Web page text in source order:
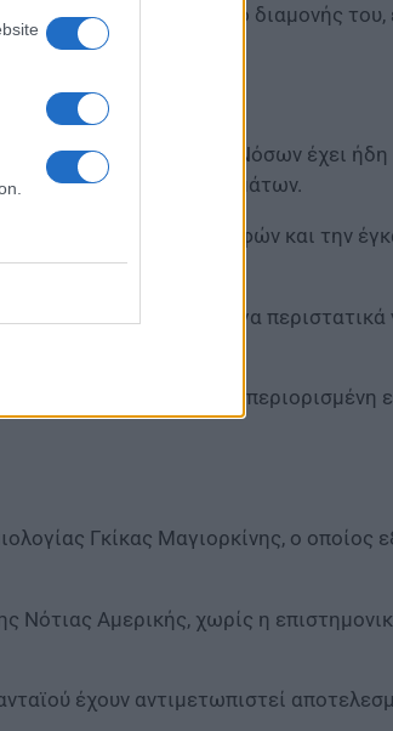
σχετικά με τον τόπο διαμονής
Οργανισμό Υγείας.
Κέντρο Ελέγχου Νόσων έχει ήδη
των επαφών των κρουσμάτων.
των πιθανών επαφών και την
από το 2004, με πολύ λίγα περιστατικά
που δείχνει την περιορισμένη
Γκίκας Μαγιορκίνης, ο οποίος
Νότιας Αμερικής, χωρίς η
έχουν αντιμετωπιστεί